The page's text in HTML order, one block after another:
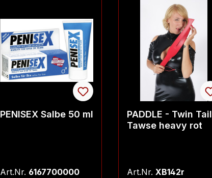
PENISEX Salbe 50 ml
Art.Nr. 6167700000
PADDLE - Twin Tail
Tawse heavy rot
Art.Nr. XB142r